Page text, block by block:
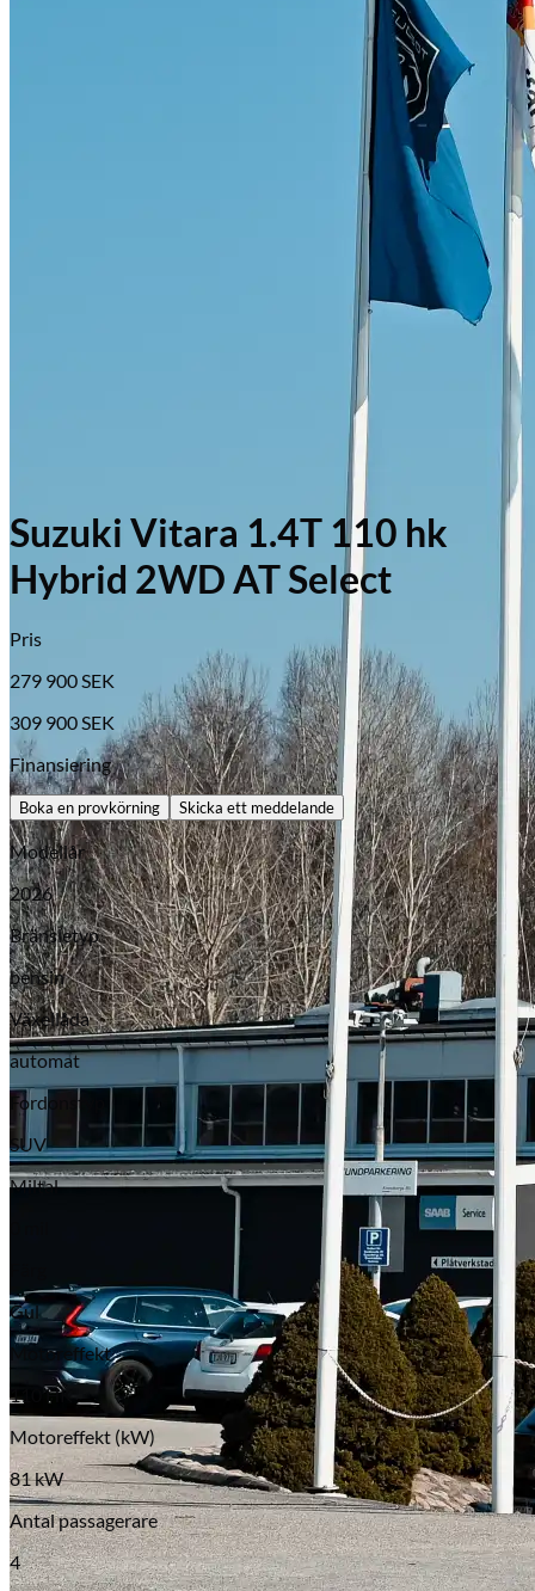
Opel
Suzuki Vitara 1.4T 110 hk
Hybrid 2WD AT Select
Pris
279 900SEK
309 900SEK
Finansiering
Boka en provkörning Skicka ett meddelande
Modellår
2026
Bränsletyp
bensin
Växellåda
automat
Fordonstyp
SUV
Miltal
Gul
Motoreffekt
110 HK
Motoreffekt (kW)
81 kW
Antal passagerare
4